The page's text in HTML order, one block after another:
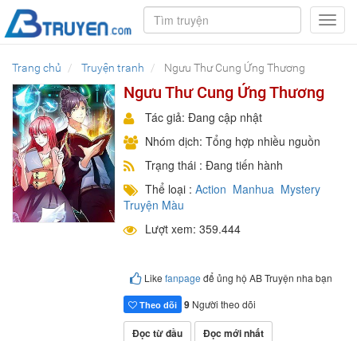
Trang chủ Truyện tranh Ngưu Thư Cung Ứng Thương
Ngưu Thư Cung Ứng Thương
Tác giả: Đang cập nhật
Nhóm dịch: Tổng hợp nhiều nguồn
Trạng thái : Đang tiến hành
Thể loại : Action Manhua Mystery
Truyện Màu
Lượt xem: 359.444
Like fanpage để ủng hộ AB Truyện nha bạn
Theo dõi 9 Người theo dõi
Đọc từ đầu Đọc mới nhất